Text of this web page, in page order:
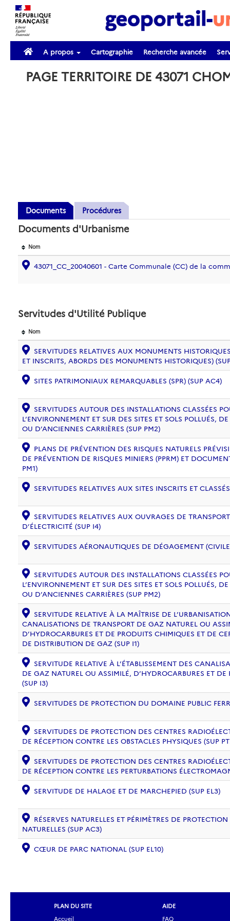
A propos Cartographie Recherche avancée
PAGE TERRITOIRE DE 43071
Documents Procédures
Documents d'Urbanisme
Nom
43071_CC_20040601 - Carte Communale (CC) de la
Servitudes d'Utilité Publique
Nom
SERVITUDES RELATIVES AUX MONUMENTS
ET INSCRITS, ABORDS DES MONUMENTS HISTORIQUES)
SITES PATRIMONIAUX REMARQUABLES (SPR) (SUP AC4)
SERVITUDES AUTOUR DES INSTALLATIONS CLASSÉES
L’ENVIRONNEMENT ET SUR DES SITES ET SOLS POLLUÉS,
OU D’ANCIENNES CARRIÈRES (SUP PM2)
PLANS DE PRÉVENTION DES RISQUES NATURELS
DE PRÉVENTION DE RISQUES MINIERS (PPRM) ET
PM1)
SERVITUDES RELATIVES AUX SITES INSCRITS ET
SERVITUDES RELATIVES AUX OUVRAGES DE
D’ÉLECTRICITÉ (SUP I4)
SERVITUDES AÉRONAUTIQUES DE DÉGAGEMENT
SERVITUDES AUTOUR DES INSTALLATIONS CLASSÉES
L’ENVIRONNEMENT ET SUR DES SITES ET SOLS POLLUÉS,
OU D’ANCIENNES CARRIÈRES (SUP PM2)
SERVITUDE RELATIVE À LA MAÎTRISE DE
CANALISATIONS DE TRANSPORT DE GAZ NATUREL OU
D’HYDROCARBURES ET DE PRODUITS CHIMIQUES ET DE
DE DISTRIBUTION DE GAZ (SUP I1)
SERVITUDE RELATIVE À L’ÉTABLISSEMENT DES
DE GAZ NATUREL OU ASSIMILÉ, D’HYDROCARBURES ET
(SUP I3)
SERVITUDES DE PROTECTION DU DOMAINE PUBLIC
SERVITUDES DE PROTECTION DES CENTRES
DE RÉCEPTION CONTRE LES OBSTACLES PHYSIQUES (SUP
SERVITUDES DE PROTECTION DES CENTRES
DE RÉCEPTION CONTRE LES PERTURBATIONS
SERVITUDE DE HALAGE ET DE MARCHEPIED (SUP EL3)
RÉSERVES NATURELLES ET PÉRIMÈTRES DE
NATURELLES (SUP AC3)
CŒUR DE PARC NATIONAL (SUP EL10)
PLAN DU SITE
Accueil
AIDE
FAQ